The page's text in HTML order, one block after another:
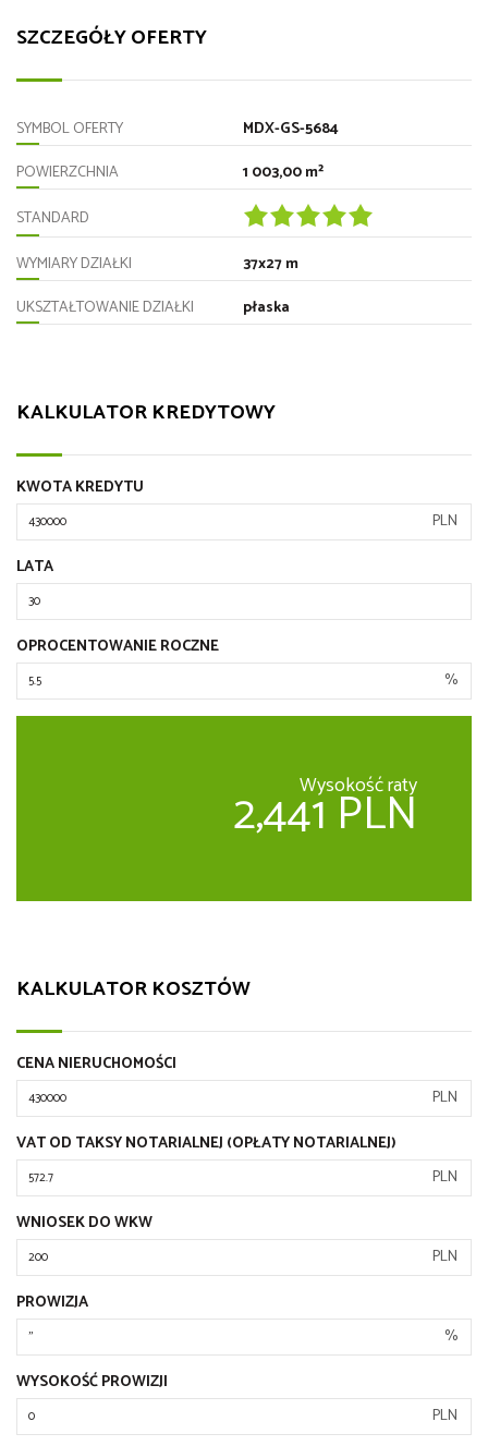
SZCZEGÓŁY OFERTY
SYMBOL OFERTY
MDX-GS-5684
POWIERZCHNIA
1 003,00 m²
STANDARD
WYMIARY DZIAŁKI
37x27 m
UKSZTAŁTOWANIE DZIAŁKI
płaska
KALKULATOR KREDYTOWY
KWOTA KREDYTU
PLN
LATA
OPROCENTOWANIE ROCZNE
%
Wysokość raty
2,441 PLN
KALKULATOR KOSZTÓW
CENA NIERUCHOMOŚCI
PLN
VAT OD TAKSY NOTARIALNEJ (OPŁATY NOTARIALNEJ)
PLN
WNIOSEK DO WKW
PLN
PROWIZJA
%
WYSOKOŚĆ PROWIZJI
PLN